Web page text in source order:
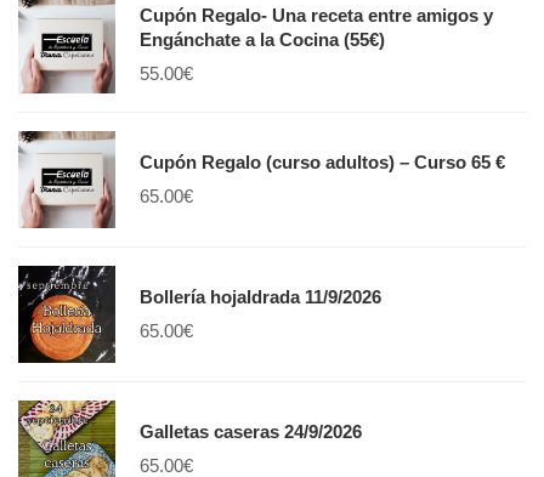
Cupón Regalo- Una receta entre amigos y
Engánchate a la Cocina (55€)
55.00€
Cupón Regalo (curso adultos) – Curso 65 €
65.00€
Bollería hojaldrada 11/9/2026
65.00€
Galletas caseras 24/9/2026
65.00€